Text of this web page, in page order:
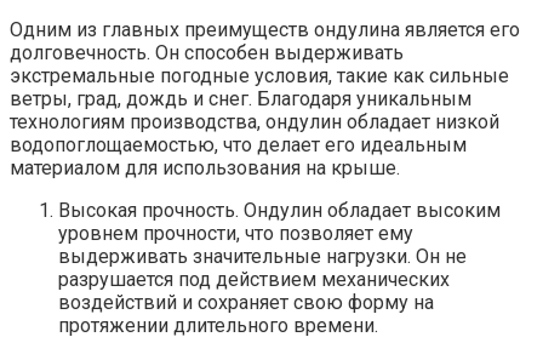
Одним из главных преимуществ ондулина является его
долговечность. Он способен выдерживать
экстремальные погодные условия, такие как сильные
ветры, град, дождь и снег. Благодаря уникальным
технологиям производства, ондулин обладает низкой
водопоглощаемостью, что делает его идеальным
материалом для использования на крыше.
Высокая прочность. Ондулин обладает высоким
уровнем прочности, что позволяет ему
выдерживать значительные нагрузки. Он не
разрушается под действием механических
воздействий и сохраняет свою форму на
протяжении длительного времени.